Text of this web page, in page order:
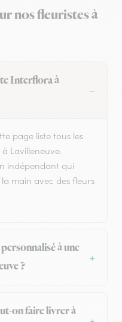
nos fleuristes à
Interflora à
page liste tous les
Lavilleneuve.
indépendant qui
main avec des fleurs
à une
?
on faire livrer à